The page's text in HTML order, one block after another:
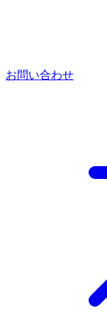
お問い合わせ